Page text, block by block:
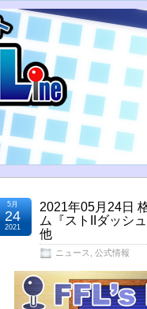
2021年05月24日
ム『ストIIダッシ
他
ニュース 公式情報
5月
24
2021